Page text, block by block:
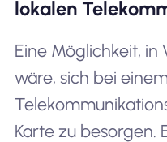
lokalen
Eine Möglichkeit,
wäre, sich bei
Karte zu besorgen.